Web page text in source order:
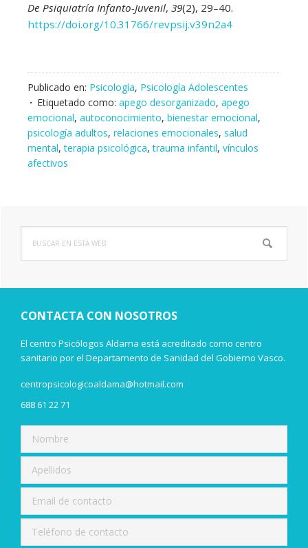
De Psiquiatría Infanto-Juvenil, 39(2), 29–40.
https://doi.org/10.31766/revpsij.v39n2a4
Publicado en: Psicología, Psicología Adolescentes
Etiquetado como: apego desorganizado, apego
emocional, autoconocimiento, bienestar emocional,
psicología adultos, relaciones emocionales, salud
mental,terapia psicológica,trauma infantil, vínculos
afectivos
Barra
lateral
principal
esta
CONTACTA CON NOSOTROS
El centro Psicólogos Aldama está acreditado como centro
sanitario por el Departamento de Sanidad del Gobierno Vasco.
centropsicologicoaldama@hotmail.com
688 61 22 71